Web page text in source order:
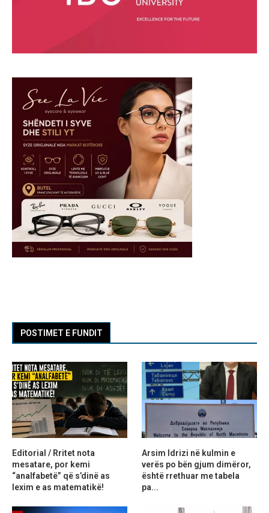
POSTIMET E FUNDIT
Editorial / Rritet nota
mesatare, por kemi
“analfabetë” që s’dinë as
lexim e as matematikë!
Arsim Idrizi në kulmin e
verës po bën gjum dimëror,
është rrethuar me tabela
pa...